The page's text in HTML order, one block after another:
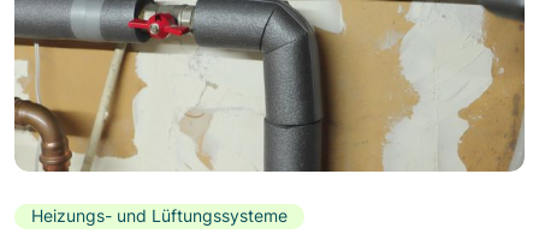
Heizungs- und Lüftungssysteme